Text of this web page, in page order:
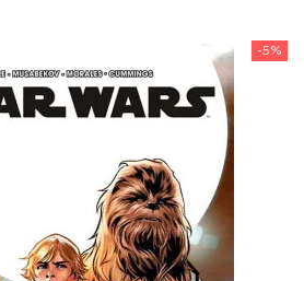
-5%